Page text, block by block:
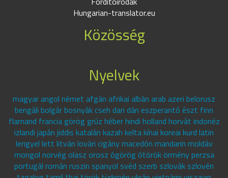
Hungarian-translator.eu
Közösség
Nyelvek
magyar angol német afgán afrikai albán arab azeri belorusz
bengáli bolgár bosnyák cseh dari dán eszperantó észt finn
flamand francia görög grúz héber hindi holland horvát indonéz
izlandi japán jiddis katalán kazah kelta kínai koreai kurd latin
lengyel lett litván lovári cigány macedón mandarin moldáv
mongol norvég olasz orosz ógörög ótörök örmény perzsa
portugál román ruszin spanyol svéd szerb szlovák szlovén